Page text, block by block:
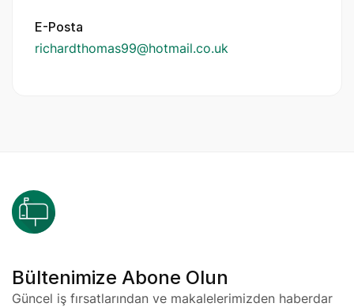
E-Posta
richardthomas99@hotmail.co.uk
Bültenimize Abone Olun
Güncel iş fırsatlarından ve makalelerimizden haberdar